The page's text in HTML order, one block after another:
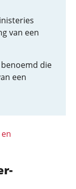
van een
die
een